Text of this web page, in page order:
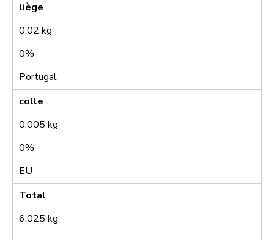
liège
0,02 kg
0%
Portugal
colle
0,005 kg
0%
EU
Total
6,025 kg